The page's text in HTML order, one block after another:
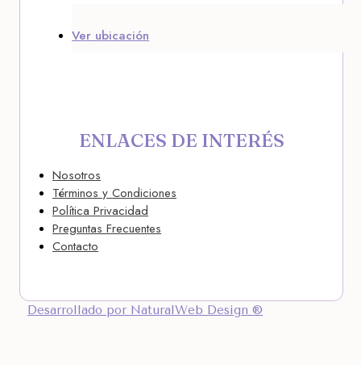
Ver ubicación
ENLACES DE INTERÉS
Nosotros
Términos y Condiciones
Política Privacidad
Preguntas Frecuentes
Contacto
Desarrollado por NaturalWeb Design ®